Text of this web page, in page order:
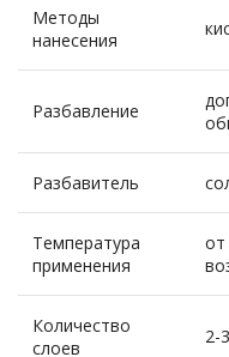
Методы
нанесения
Разбавление
Разбавитель
Температура
применения
от
Количество
слоев
2-3